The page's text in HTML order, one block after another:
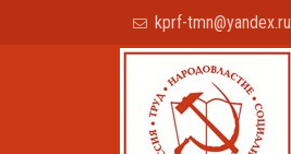
kprf-tmn@yandex.ru